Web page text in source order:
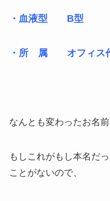
・血液型 B型
・所 属 オフィス
なんとも変わったお名前
もしこれがもし本名だ
ことがないので、